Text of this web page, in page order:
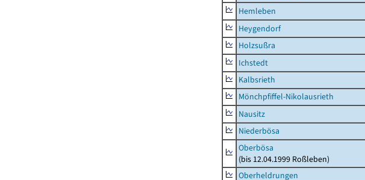
Hemleben
Heygendorf
Holzsußra
Ichstedt
Kalbsrieth
Mönchpfiffel-Nikolausrieth
Nausitz
Niederbösa
Oberbösa
(bis 12.04.1999 Roßleben)
Oberheldrungen